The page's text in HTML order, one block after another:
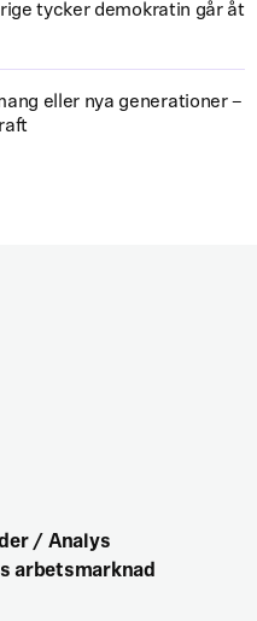
tycker demokratin går åt
eller nya generationer –
/ Analys
arbetsmarknad